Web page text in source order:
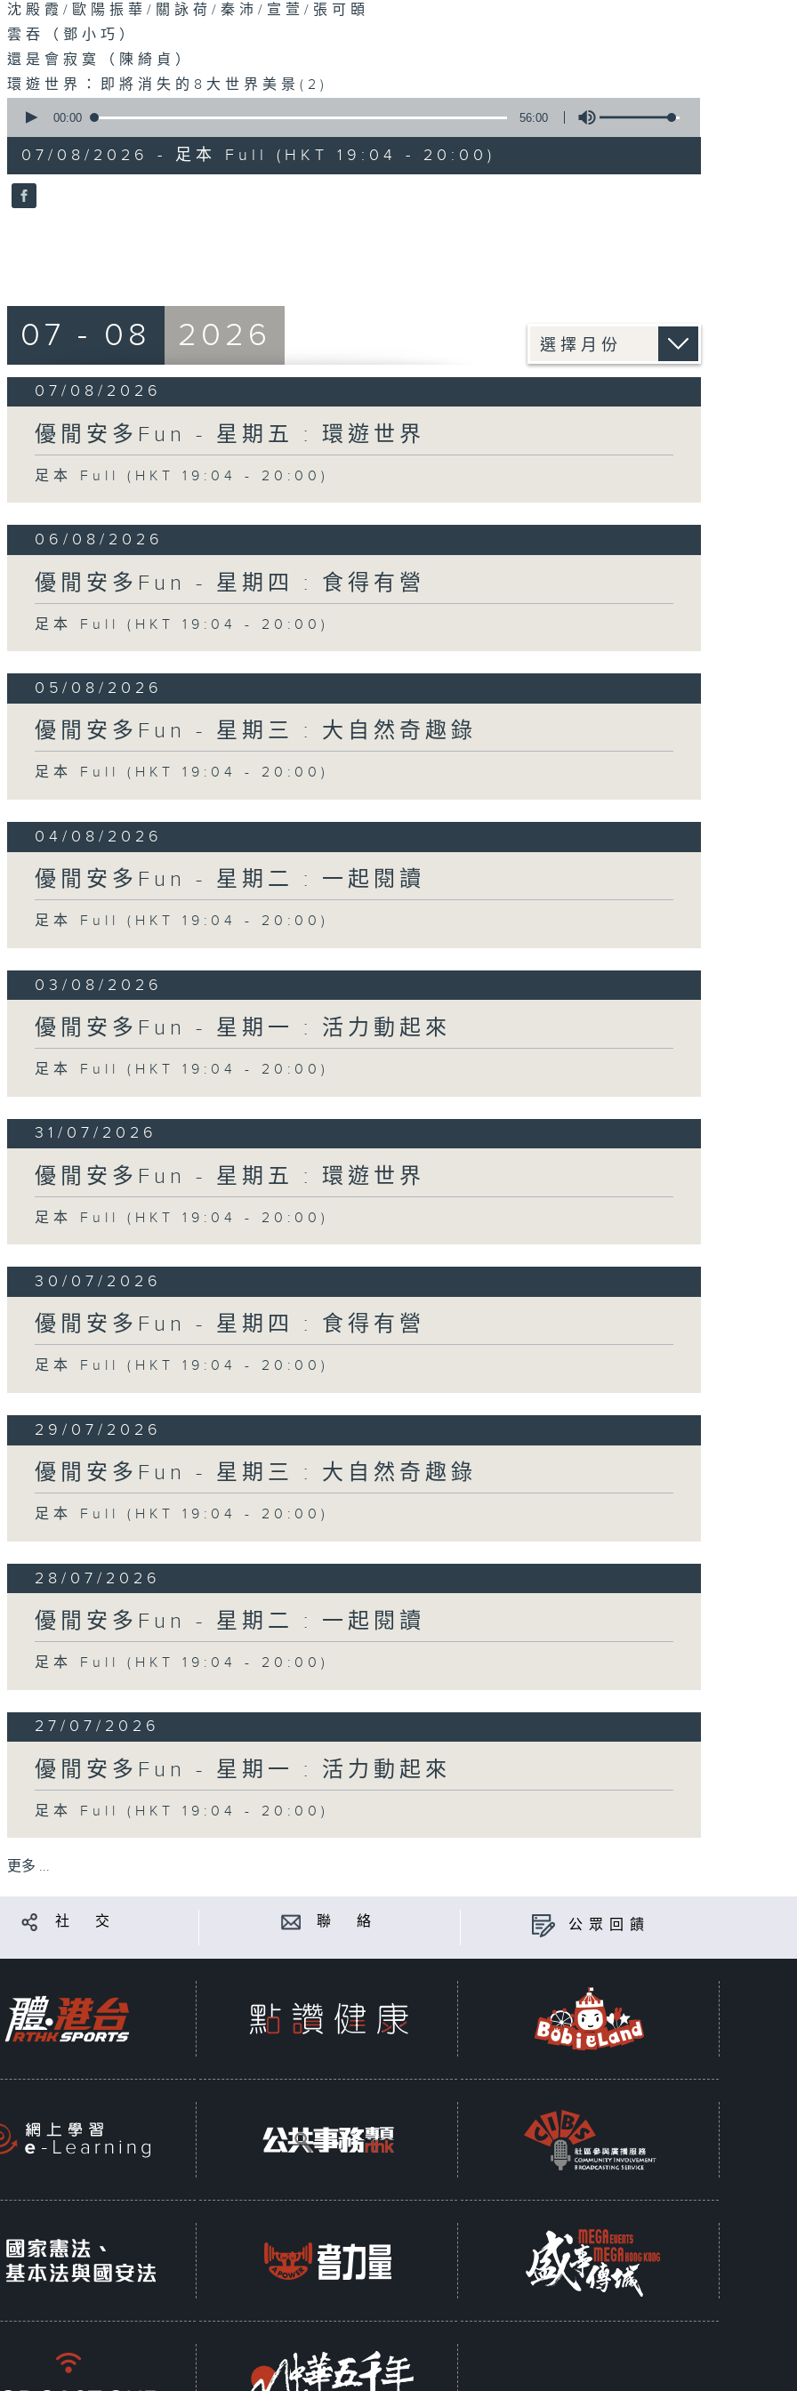
沈殿霞/歐陽振華/關詠荷/秦沛/宣萱/張可頣
雲吞（鄧小巧）
還是會寂寞（陳綺貞）
環遊世界：即將消失的8大世界美景(2)
seconds
56
minutes,
0
seconds
90%
00:00 56:00
07/08/2026 - 足本 Full (HKT 19:04 - 20:00)
07 - 08 2026
07/08/2026
優閒安多Fun - 星期五 : 環遊世界
足本 Full (HKT 19:04 - 20:00)
06/08/2026
優閒安多Fun - 星期四 : 食得有營
足本 Full (HKT 19:04 - 20:00)
05/08/2026
優閒安多Fun - 星期三 : 大自然奇趣錄
足本 Full (HKT 19:04 - 20:00)
04/08/2026
優閒安多Fun - 星期二 : 一起閱讀
足本 Full (HKT 19:04 - 20:00)
03/08/2026
優閒安多Fun - 星期一 : 活力動起來
足本 Full (HKT 19:04 - 20:00)
31/07/2026
優閒安多Fun - 星期五 : 環遊世界
足本 Full (HKT 19:04 - 20:00)
30/07/2026
優閒安多Fun - 星期四 : 食得有營
足本 Full (HKT 19:04 - 20:00)
29/07/2026
優閒安多Fun - 星期三 : 大自然奇趣錄
足本 Full (HKT 19:04 - 20:00)
28/07/2026
優閒安多Fun - 星期二 : 一起閱讀
足本 Full (HKT 19:04 - 20:00)
27/07/2026
優閒安多Fun - 星期一 : 活力動起來
足本 Full (HKT 19:04 - 20:00)
更多 ...
社 交 聯 絡 公眾回饋